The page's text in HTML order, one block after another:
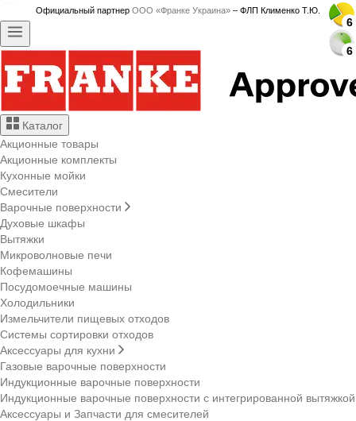
Официальный партнер ООО «Франке Украина» – ФЛП Клименко Т.Ю.
Каталог
Акционные товары
Акционные комплекты
Кухонные мойки
Смесители
Варочные поверхности
Духовые шкафы
Вытяжки
Микроволновые печи
Кофемашины
Посудомоечные машины
Холодильники
Измельчители пищевых отходов
Системы сортировки отходов
Аксессуары для кухни
Газовые варочные поверхности
Индукционные варочные поверхности
Индукционные варочные поверхности с интегрированной вытяжкой
Аксессуары и Запчасти для смесителей
6
6
6
6
6
6
6
6
6
6
6
6
6
6
6
6
6
6
6
6
6
6
6
6
6
6
6
6